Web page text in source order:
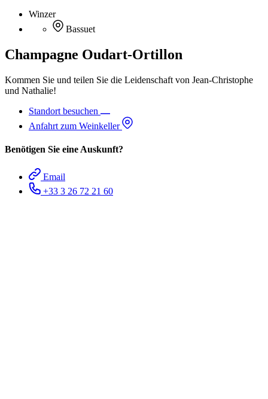
Winzer
Bassuet
Champagne Oudart-Ortillon
Kommen Sie und teilen Sie die Leidenschaft von Jean-Christophe
und Nathalie!
Standort besuchen
Anfahrt zum Weinkeller
Benötigen Sie eine Auskunft?
Email
+33 3 26 72 21 60